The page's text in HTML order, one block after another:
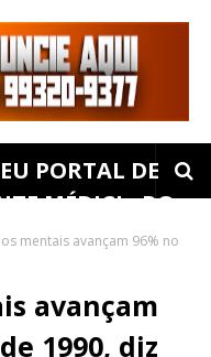
PORTAL DE
MÉDICI - RO
mentais avançam 96% no
avançam
1990, diz